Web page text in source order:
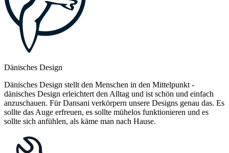
Dänisches Design
Dänisches Design stellt den Menschen in den Mittelpunkt -
dänisches Design erleichtert den Alltag und ist schön und einfach
anzuschauen. Für Dansani verkörpern unsere Designs genau das. Es
sollte das Auge erfreuen, es sollte mühelos funktionieren und es
sollte sich anfühlen, als käme man nach Hause.